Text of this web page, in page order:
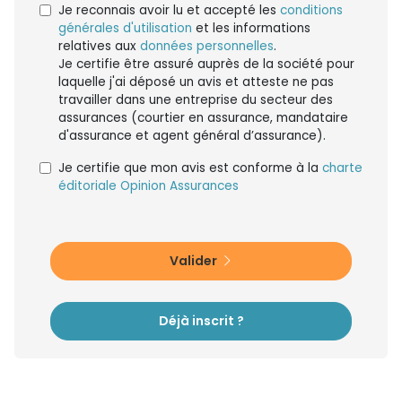
Je reconnais avoir lu et accepté les conditions
générales d'utilisation et les informations
relatives aux données personnelles.
Je certifie être assuré auprès de la société pour
laquelle j'ai déposé un avis et atteste ne pas
travailler dans une entreprise du secteur des
assurances (courtier en assurance, mandataire
d'assurance et agent général d’assurance).
Je certifie que mon avis est conforme à la charte
éditoriale Opinion Assurances
Valider
Déjà inscrit ?